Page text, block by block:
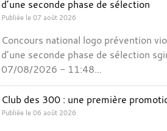
d’une seconde phase de sélection
Publiée le 07 août 2026
Concours national logo prévention
d’une seconde phase de sélection
07/08/2026 - 11:48...
Club des 300 : une première
Publiée le 06 août 2026